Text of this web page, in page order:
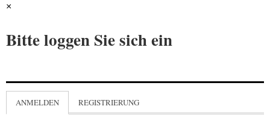
×
Bitte loggen Sie sich ein
ANMELDEN REGISTRIERUNG